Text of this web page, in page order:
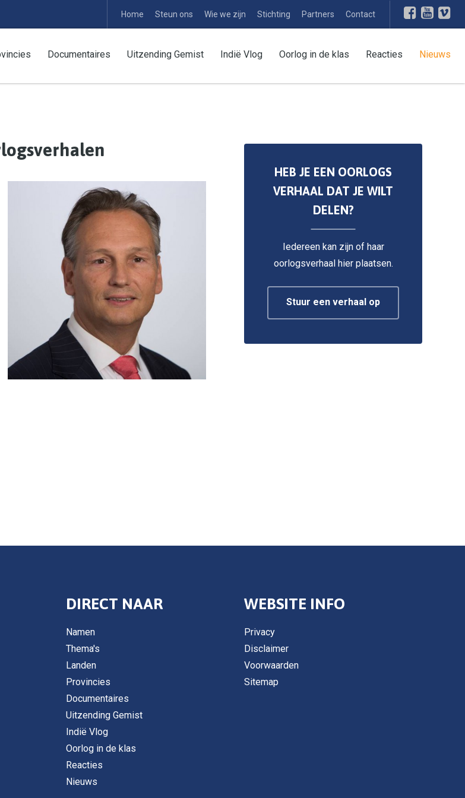
Home Steun ons Wie we zijn Stichting Partners Contact
Documentaires Uitzending Gemist Indië Vlog Oorlog in de klas Reacties Nieuws
HEB JE EEN OORLOGS
VERHAAL DAT JE WILT
DELEN?
Iedereen kan zijn of haar
oorlogsverhaal hier plaatsen.
Stuur een verhaal op
DIRECT NAAR
Namen
Thema's
Landen
Provincies
Documentaires
Uitzending Gemist
Indië Vlog
Oorlog in de klas
Reacties
Nieuws
WEBSITE INFO
Privacy
Disclaimer
Voorwaarden
Sitemap